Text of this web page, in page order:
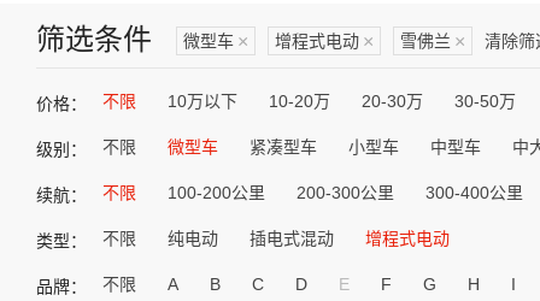
筛选条件 微型车 × 增程式电动 × 雪佛兰 × 清除筛
价格： 不限 10万以下 10-20万 20-30万 30-50万
级别： 不限 微型车 紧凑型车 小型车 中型车 中
续航： 不限 100-200公里 200-300公里 300-400公里
类型： 不限 纯电动 插电式混动 增程式电动
品牌： 不限 A B C D E F G H I